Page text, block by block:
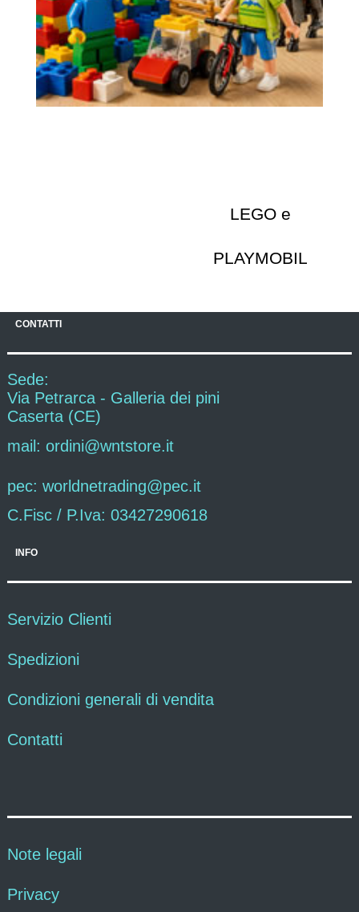
LEGO e
PLAYMOBIL
CONTATTI
Sede:
Via Petrarca - Galleria dei pini
Caserta (CE)
mail: ordini@wntstore.it
pec: worldnetrading@pec.it
C.Fisc / P.Iva: 03427290618
INFO
Servizio Clienti
Spedizioni
Condizioni generali di vendita
Contatti
Note legali
Privacy